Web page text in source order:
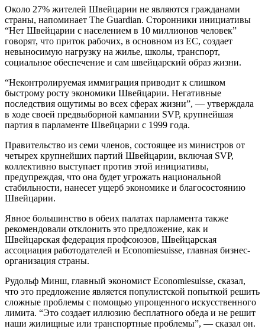
Около 27% жителей Швейцарии не являются гражданами
страны, напоминает The Guardian. Сторонники инициативы
“Нет Швейцарии с населением в 10 миллионов человек”
говорят, что приток рабочих, в основном из ЕС, создает
невыносимую нагрузку на жилье, школы, транспорт,
социальное обеспечение и сам швейцарский образ жизни.
“Неконтролируемая иммиграция приводит к слишком
быстрому росту экономики Швейцарии. Негативные
последствия ощутимы во всех сферах жизни”, — утверждала
в ходе своей предвыборной кампании SVP, крупнейшая
партия в парламенте Швейцарии с 1999 года.
Правительство из семи членов, состоящее из министров от
четырех крупнейших партий Швейцарии, включая SVP,
коллективно выступает против этой инициативы,
предупреждая, что она будет угрожать национальной
стабильности, нанесет ущерб экономике и благосостоянию
Швейцарии.
Явное большинство в обеих палатах парламента также
рекомендовали отклонить это предложение, как и
Швейцарская федерация профсоюзов, Швейцарская
ассоциация работодателей и Economiesuisse, главная бизнес-
организация страны.
Рудольф Минш, главный экономист Economiesuisse, сказал,
что это предложение является популистской попыткой решить
сложные проблемы с помощью упрощенного искусственного
лимита. “Это создает иллюзию бесплатного обеда и не решит
наши жилищные или транспортные проблемы”, — сказал он.